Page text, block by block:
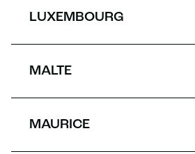
LUXEMBOURG
MALTE
MAURICE